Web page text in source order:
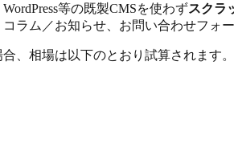
等の既製CMSを使わずスクラ
ラム／お知らせ、お問い合わせフォ
、相場は以下のとおり試算されます。